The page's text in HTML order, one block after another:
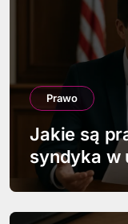
Prawo
Jakie są
syndyka w